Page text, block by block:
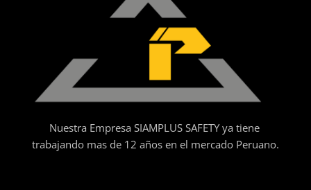
Nuestra Empresa SIAMPLUS SAFETY ya tiene
trabajando mas de 12 años en el mercado Peruano.